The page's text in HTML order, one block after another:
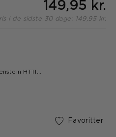
149,95 kr.
i de sidste 30 dage: 149,95 kr.
HTTI
Favoritter